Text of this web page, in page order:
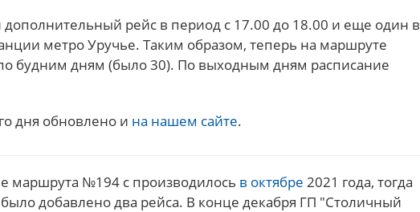
дополнительный рейс в период с 17.00 до 18.00 и еще один в
метро Уручье. Таким образом, теперь на маршруте
будним дням (было 30). По выходным дням расписание
дня обновлено и на нашем сайте.
маршрута №194 с производилось в октябре 2021 года, тогда
добавлено два рейса. В конце декабря ГП "Столичный